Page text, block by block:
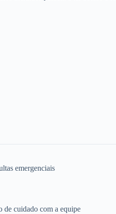
emergenciais
de cuidado com a equipe